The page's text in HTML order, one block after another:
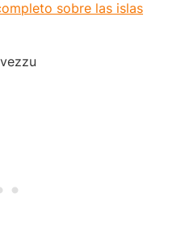
sobre las islas